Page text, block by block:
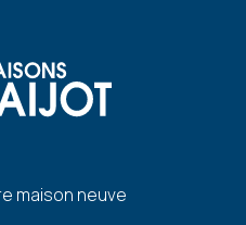
maison neuve